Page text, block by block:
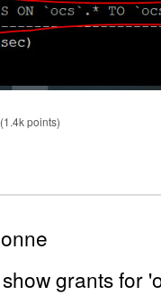
(1.4kpoints)
grants for